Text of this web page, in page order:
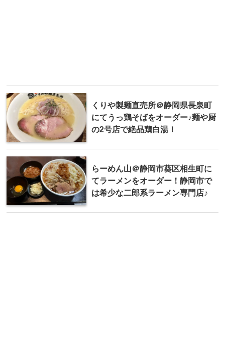
くりや製麺直売所＠静岡県長泉町
にてうっ鶏そばをオーダー♪麺や厨
の2号店で絶品鶏白湯！
らーめん山＠静岡市葵区相生町に
てラーメンをオーダー！静岡市で
は希少な二郎系ラーメン専門店♪